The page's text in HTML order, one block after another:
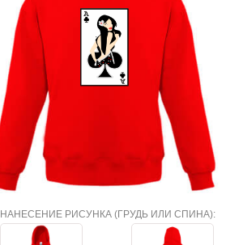
НАНЕСЕНИЕ РИСУНКА (ГРУДЬ ИЛИ СПИНА):